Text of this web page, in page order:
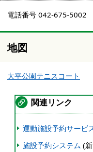
電話番号 042-675-5002
地図
大平公園テニスコート
関連リンク
運動施設予約サービ
施設予約システム (